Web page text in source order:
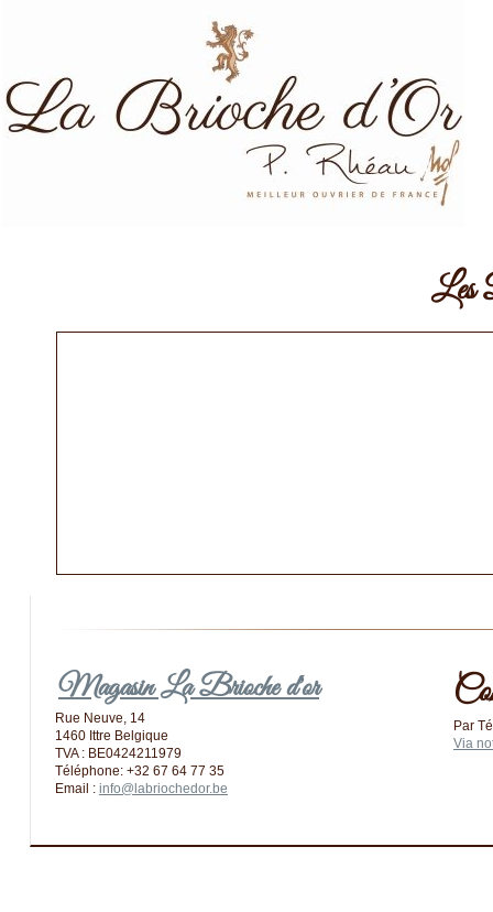
Les
Par
Via
Magasin La Brioche d'or
Rue Neuve, 14
1460 Ittre Belgique
TVA : BE0424211979
Téléphone: +32 67 64 77 35
Email : info@labriochedor.be